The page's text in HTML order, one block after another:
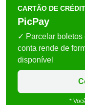
CARTÃO DE
PicPay
✓ Parcelar boletos
conta rende de
disponível
*